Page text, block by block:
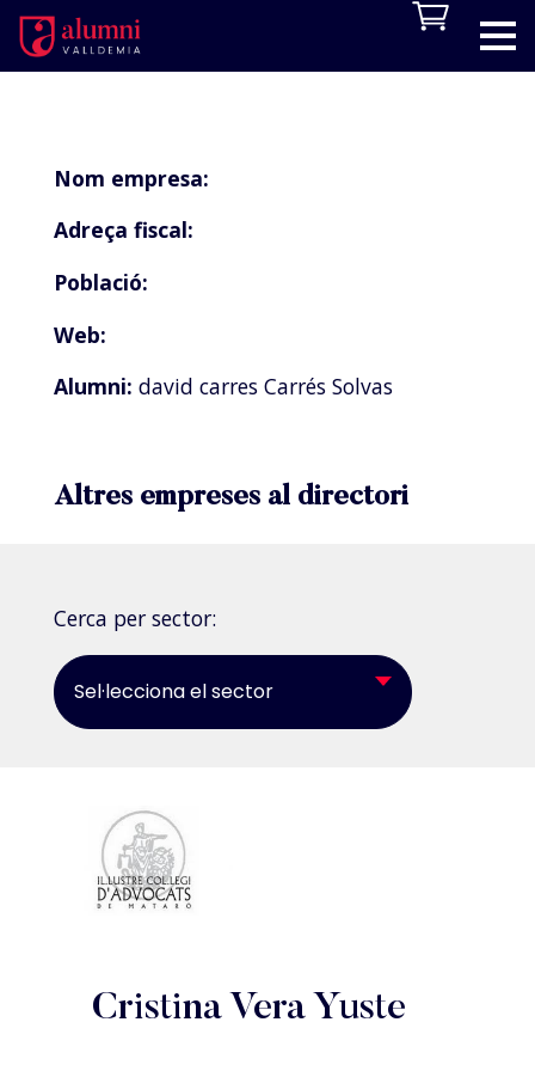
Nom empresa:
Adreça fiscal:
Població:
Web:
Alumni: david carres Carrés Solvas
Altres empreses al directori
Cerca per sector:
Sel·lecciona el sector
Cristina Vera Yuste